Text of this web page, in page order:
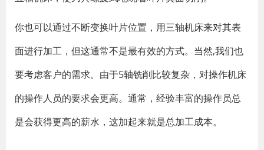
你也可以通过不断变换叶片位置，用三轴机床来对其表
面进行加工，但这通常不是最有效的方式。当然,我们也
要考虑客户的需求。由于5轴铣削比较复杂，对操作机床
的操作人员的要求会更高。通常，经验丰富的操作员总
是会获得更高的薪水，这加起来就是总加工成本。